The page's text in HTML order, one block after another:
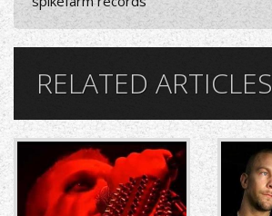
RELATED ARTICLES